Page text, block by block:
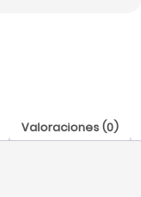
Valoraciones (0)